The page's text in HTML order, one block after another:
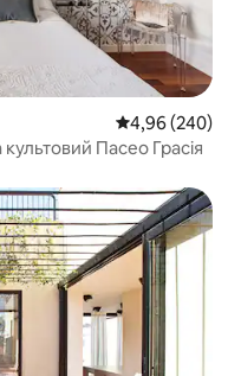
Середня
4,96 (240)
Пасео Грасія